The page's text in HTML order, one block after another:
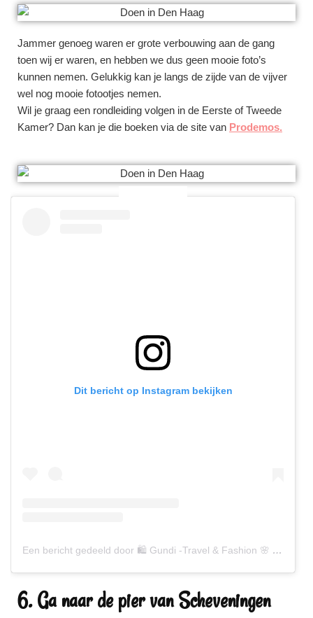
Jammer genoeg waren er grote verbouwing aan de gang
toen wij er waren, en hebben we dus geen mooie foto’s
kunnen nemen. Gelukkig kan je langs de zijde van de vijver
wel nog mooie fotootjes nemen.
Wil je graag een rondleiding volgen in de Eerste of Tweede
Kamer? Dan kan je die boeken via de site van Prodemos.
Dit bericht op Instagram bekijken
Een bericht gedeeld door 🛍 Gundi -Travel & Fashion 🌸 (@gundiscover)
6. Ga naar de pier van Scheveningen